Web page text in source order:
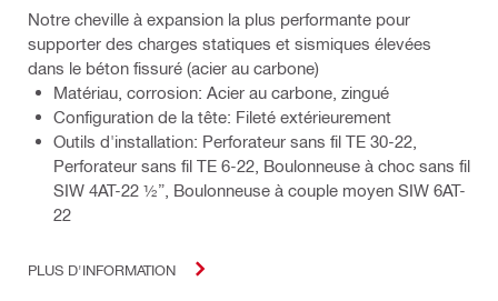
Notre cheville à expansion la plus performante pour
supporter des charges statiques et sismiques élevées
dans le béton fissuré (acier au carbone)
Matériau, corrosion: Acier au carbone, zingué
Configuration de la tête: Fileté extérieurement
Outils d'installation: Perforateur sans fil TE 30-22,
Perforateur sans fil TE 6-22, Boulonneuse à choc sans fil
SIW 4AT-22 ½”, Boulonneuse à couple moyen SIW 6AT-
22
PLUS D'INFORMATION